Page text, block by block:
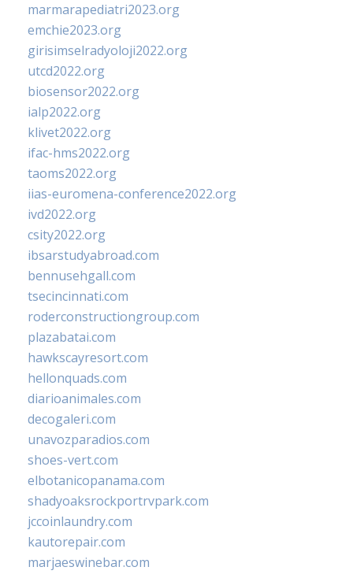
marmarapediatri2023.org
emchie2023.org
girisimselradyoloji2022.org
utcd2022.org
biosensor2022.org
ialp2022.org
klivet2022.org
ifac-hms2022.org
taoms2022.org
iias-euromena-conference2022.org
ivd2022.org
csity2022.org
ibsarstudyabroad.com
bennusehgall.com
tsecincinnati.com
roderconstructiongroup.com
plazabatai.com
hawkscayresort.com
hellonquads.com
diarioanimales.com
decogaleri.com
unavozparadios.com
shoes-vert.com
elbotanicopanama.com
shadyoaksrockportrvpark.com
jccoinlaundry.com
kautorepair.com
marjaeswinebar.com